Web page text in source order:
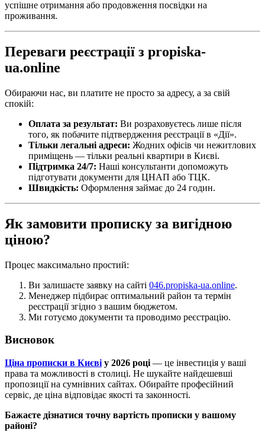
успішне отримання або продовження посвідки на
проживання.
Переваги реєстрації з propiska-
ua.online
Обираючи нас, ви платите не просто за адресу, а за свій
спокій:
Оплата за результат: Ви розраховуєтесь лише після
того, як побачите підтвердження реєстрації в «Дії».
Тільки легальні адреси: Жодних офісів чи нежитлових
приміщень — тільки реальні квартири в Києві.
Підтримка 24/7: Наші консультанти допоможуть
підготувати документи для ЦНАП або ТЦК.
Швидкість: Оформлення займає до 24 годин.
Як замовити прописку за вигідною
ціною?
Процес максимально простий:
Ви залишаєте заявку на сайті 046.propiska-ua.online.
Менеджер підбирає оптимальний район та термін
реєстрації згідно з вашим бюджетом.
Ми готуємо документи та проводимо реєстрацію.
Висновок
Ціна прописки в Києві у 2026 році — це інвестиція у ваші
права та можливості в столиці. Не шукайте найдешевші
пропозиції на сумнівних сайтах. Обирайте професійний
сервіс, де ціна відповідає якості та законності.
Бажаєте дізнатися точну вартість прописки у вашому
районі?